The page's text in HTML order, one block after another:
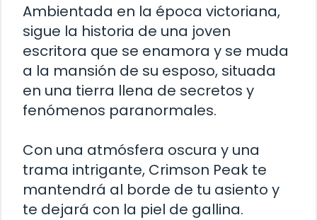
Ambientada en la época victoriana,
sigue la historia de una joven
escritora que se enamora y se muda
a la mansión de su esposo, situada
en una tierra llena de secretos y
fenómenos paranormales.
Con una atmósfera oscura y una
trama intrigante, Crimson Peak te
mantendrá al borde de tu asiento y
te dejará con la piel de gallina.